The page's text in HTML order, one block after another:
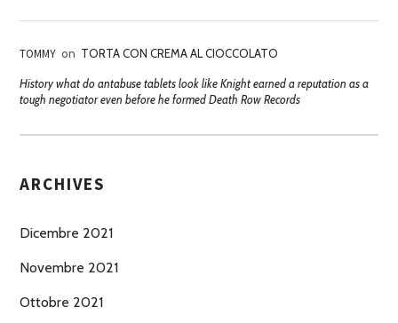
TOMMY on TORTA CON CREMA AL CIOCCOLATO
History what do antabuse tablets look like Knight earned a reputation as a
tough negotiator even before he formed Death Row Records
ARCHIVES
Dicembre 2021
Novembre 2021
Ottobre 2021